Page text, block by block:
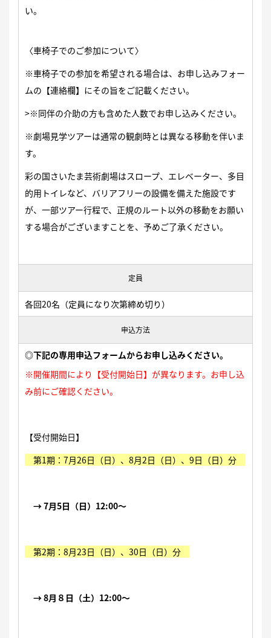
い。
〈車椅子でのご参加について〉
※車椅子での参加を希望される場合は、お申し込みフォー
ムの【連絡欄】にその旨をご記載ください。
>※同伴の介助の方も含めた人数でお申し込みください。
※劇場見学ツアーは通常の観劇時とは異なる移動を伴いま
す。
彩の国さいたま芸術劇場はスロープ、エレベーター、多目
的用トイレなど、バリアフリーの設備を備えた施設です
が、一部ツアー行程で、正規のルート以外の移動をお願い
する場合がございますことを、予めご了承ください。
定員
各回20名（定員になり次第締め切り）
申込方法
◎下記の専用申込フォームからお申し込みください。
※開催期間により【受付開始日】が異なります。お申し込
み前にご確認ください。
【受付開始日】
第1期：7月26日（日）、8月2日（日）、9日（日）分
→ 7月5日（日）12:00〜
第2期：8月23日（日）、30日（日）分
→ 8月８日（土）12:00〜